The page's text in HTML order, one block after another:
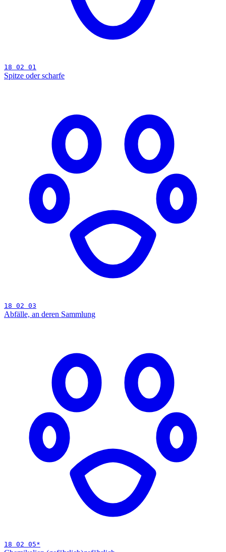
18 02 01
Spitze oder scharfe
18 02 03
Abfälle, an deren Sammlung
18 02 05*